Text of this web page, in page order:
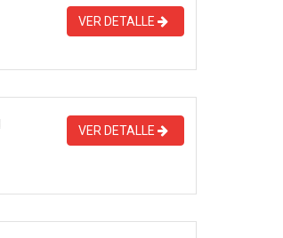
VER DETALLE
VER DETALLE